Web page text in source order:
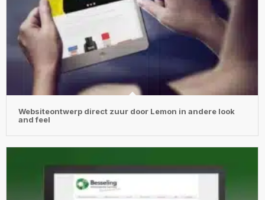
Websiteontwerp direct zuur door Lemon in andere look
and feel